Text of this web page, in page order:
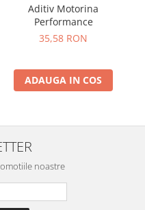
Aditiv Motorina
Performance
35,58 RON
ADAUGA IN COS
noastre